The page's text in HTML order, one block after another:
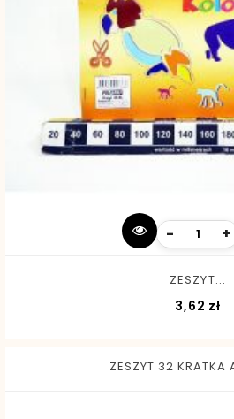
- +
ZESZYT...
3,62 zł
ZESZYT 32 KRATKA